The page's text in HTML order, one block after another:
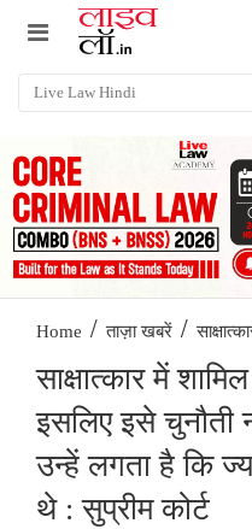
Home / ताज़ा खबरें /
साक्षात्कार में
इसलिए इसे चुनौती
उन्हें लगता है कि
थे : सुप्रीम कोर्ट